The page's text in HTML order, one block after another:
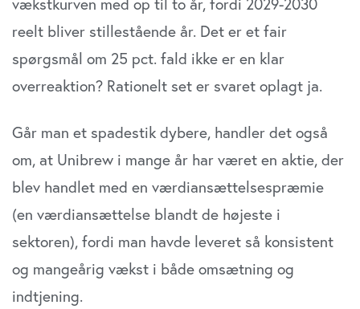
reelt bliver stillestående år. Det er et fair
spørgsmål om 25 pct. fald ikke er en klar
overreaktion? Rationelt set er svaret oplagt ja.
Går man et spadestik dybere, handler det også
om, at Unibrew i mange år har været en aktie, der
blev handlet med en værdiansættelsespræmie
(en værdiansættelse blandt de højeste i
sektoren), fordi man havde leveret så konsistent
og mangeårig vækst i både omsætning og
indtjening.